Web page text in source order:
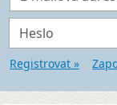
Heslo
Registrovat »